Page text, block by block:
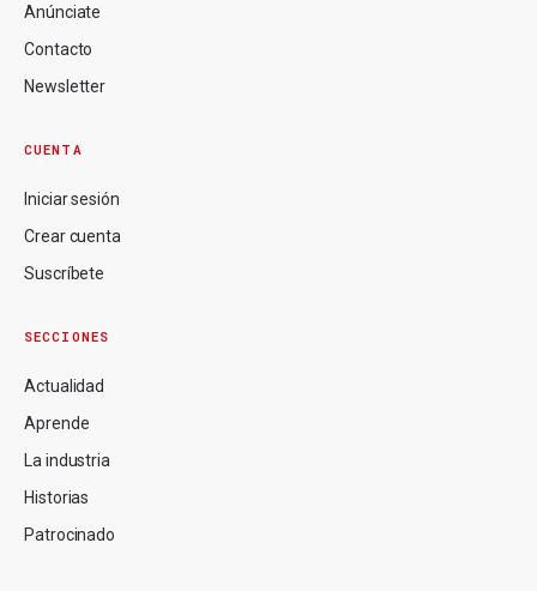
Anúnciate
Contacto
Newsletter
CUENTA
Iniciar sesión
Crear cuenta
Suscríbete
SECCIONES
Actualidad
Aprende
La industria
Historias
Patrocinado